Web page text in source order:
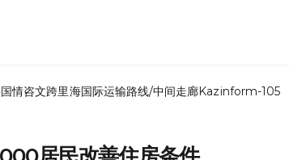
国情咨文跨里海国际运输路线/中间走廊Kazinform-105